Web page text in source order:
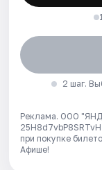
2 шаг.
Реклама. ООО
при покупке
Афише!